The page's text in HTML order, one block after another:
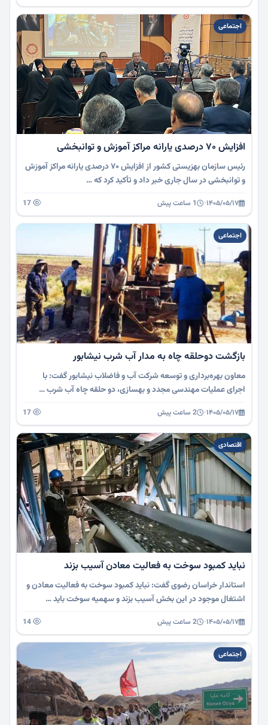
اجتماعی
افزایش ۷۰ درصدی یارانه مراکز آموزش و توانبخشی
رئیس سازمان بهزیستی کشور از افزایش ۷۰ درصدی یارانه مراکز آموزش
و توانبخشی در سال جاری خبر داد و تأکید کرد که …
۱۴۰۵/۰۵/۱۷· 1 ساعت پیش
اجتماعی
بازگشت دوحلقه چاه به مدار آب شرب نیشابور
معاون بهره‌برداری و توسعه شرکت آب و فاضلاب نیشابور گفت: با
اجرای عملیات مهندسی مجدد و بهسازی، دو حلقه چاه آب شرب …
۱۴۰۵/۰۵/۱۷· 2 ساعت پیش
اقتصادی
نباید کمبود سوخت به فعالیت معادن آسیب بزند
استاندار خراسان رضوی گفت: نباید کمبود سوخت به فعالیت معادن و
اشتغال موجود در این بخش آسیب بزند و سهمیه سوخت باید …
۱۴۰۵/۰۵/۱۷· 2 ساعت پیش
اجتماعی